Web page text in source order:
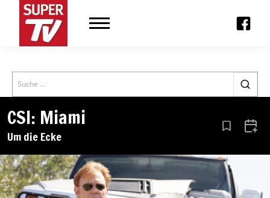
Search
CSI: Miami
Um die Ecke Aus den